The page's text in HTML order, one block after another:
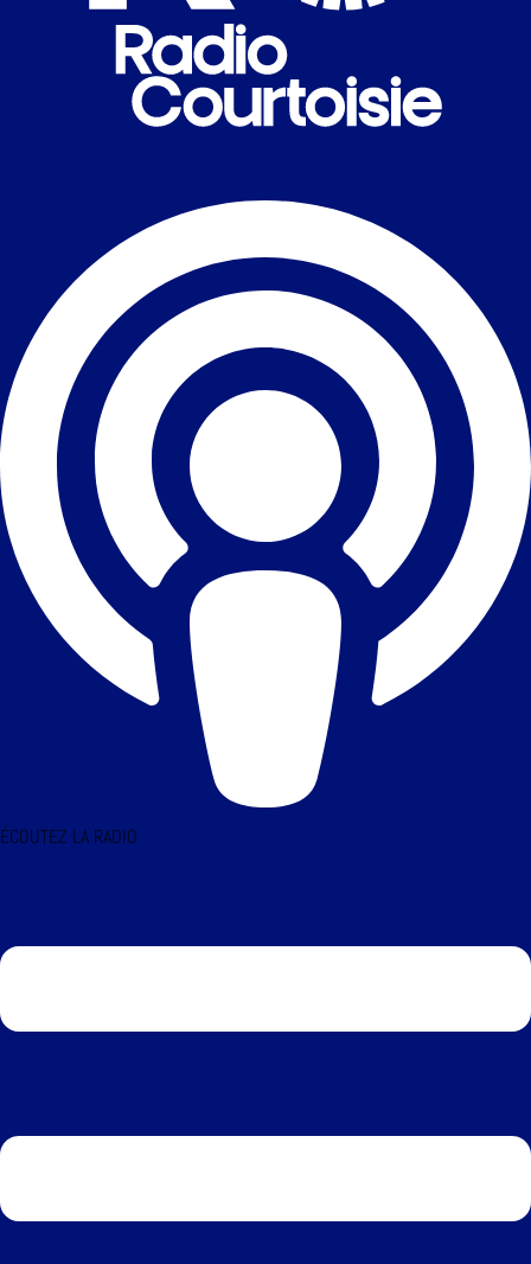
ÉCOUTEZ LA RADIO